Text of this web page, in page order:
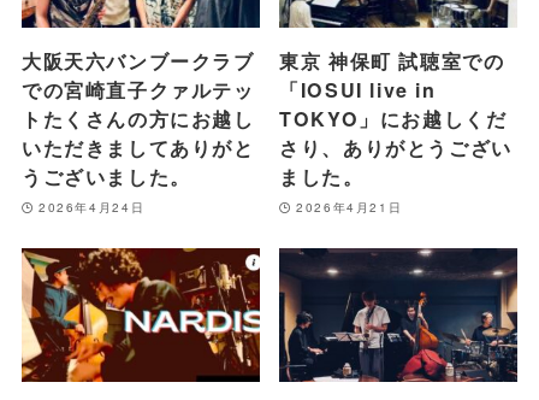
大阪天六バンブークラブ
での宮崎直子クァルテッ
トたくさんの方にお越し
いただきましてありがと
うございました。
2026年4月24日
東京 神保町 試聴室での
「IOSUI live in
TOKYO」にお越しくだ
さり、ありがとうござい
ました。
2026年4月21日